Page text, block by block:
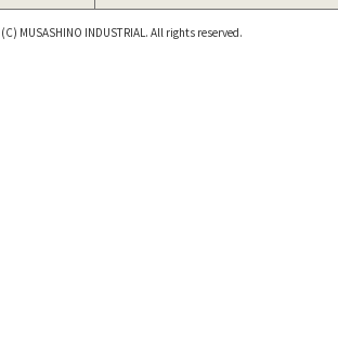
MUSASHINO INDUSTRIAL. All rights reserved.